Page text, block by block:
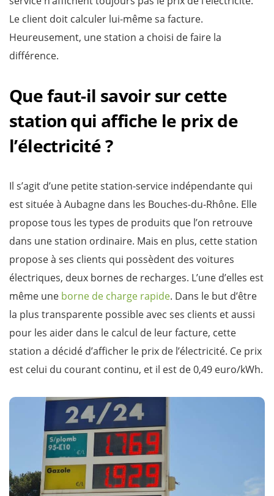
Le client doit calculer lui-même sa facture.
Heureusement, une station a choisi de faire la
différence.
Que faut-il savoir sur cette
station qui affiche le prix de
l’électricité ?
Il s’agit d’une petite station-service indépendante qui
est située à Aubagne dans les Bouches-du-Rhône. Elle
propose tous les types de produits que l’on retrouve
dans une station ordinaire. Mais en plus, cette station
propose à ses clients qui possèdent des voitures
électriques, deux bornes de recharges. L’une d’elles est
même une borne de charge rapide. Dans le but d’être
la plus transparente possible avec ses clients et aussi
pour les aider dans le calcul de leur facture, cette
station a décidé d’afficher le prix de l’électricité. Ce prix
est celui du courant continu, et il est de 0,49 euro/kWh.